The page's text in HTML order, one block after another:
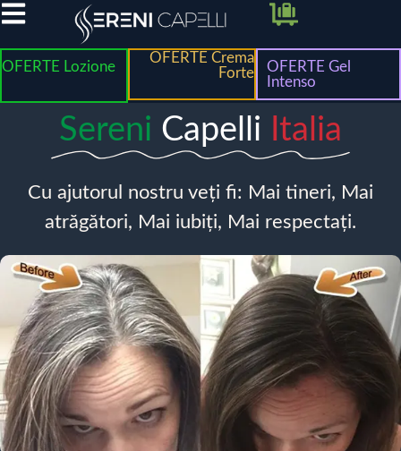
OFERTE Lozione
OFERTE Crema
Forte
OFERTE Gel
Intenso
Sereni Capelli Italia
Cu ajutorul nostru veți fi: Mai tineri, Mai
atrăgători, Mai iubiți, Mai respectați.